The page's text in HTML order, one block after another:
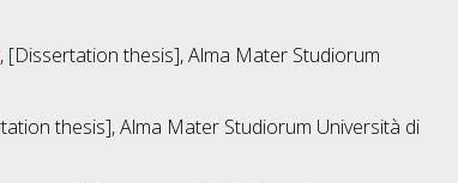
, [Dissertation thesis], Alma Mater Studiorum
thesis], Alma Mater Studiorum Università di